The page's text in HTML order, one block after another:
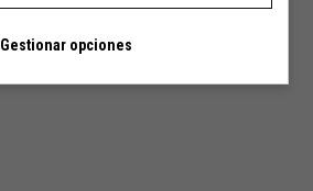
Gestionar opciones